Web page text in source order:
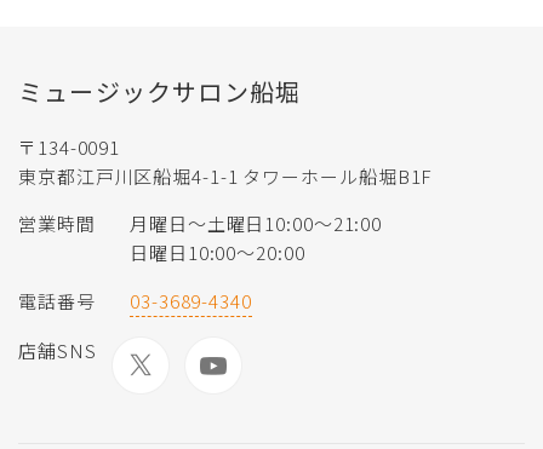
ミュージックサロン船堀
〒134-0091
東京都江戸川区船堀4-1-1 タワーホール船堀B1F
営業時間
月曜日〜土曜日10:00〜21:00
日曜日10:00〜20:00
電話番号
03-3689-4340
店舗SNS